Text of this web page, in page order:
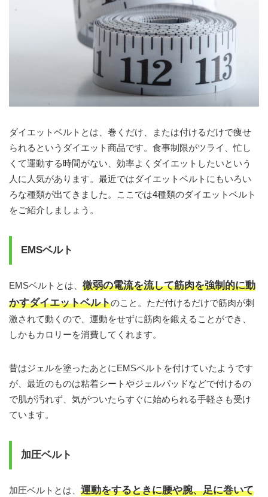
ダイエットベルトとは、巻くだけ、または付けるだけで痩せ
られるというダイエット商品です。食事制限がツライ、忙し
くて運動する時間がない、効率よくダイエットしたいという
人に人気があります。最近ではダイエットベルトにもいろい
ろな種類が出てきました。ここでは4種類のダイエットベルト
をご紹介しましょう。
EMSベルト
EMSベルトとは、 微弱の電流を流して筋肉を強制的に動
かすダイエットベルトのこと。ただ付けるだけで筋肉が刺
激されて動くので、運動をせずに筋肉を鍛えることができ、
しかもカロリーを消費してくれます。
昔はジェルを塗ったあとにEMSベルトを付けていたようです
が、最近のものは粘着シートやジェルパッドなどで付けるの
で肌が汚れず、気がついたらすぐに始められる手軽さも受け
ています。
加圧ベルト
加圧ベルトとは、 運動をするときに腰や腕、足に巻いて